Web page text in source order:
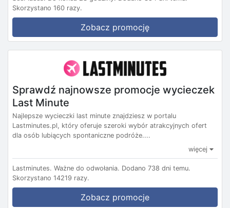
Skorzystano 160 razy.
Zobacz promocję
Sprawdź najnowsze promocje wycieczek
Last Minute
Najlepsze wycieczki last minute znajdziesz w portalu
Lastminutes.pl, który oferuje szeroki wybór atrakcyjnych ofert
dla osób lubiących spontaniczne podróże....
więcej
Lastminutes. Ważne do odwołania. Dodano 738 dni temu.
Skorzystano 14219 razy.
Zobacz promocje